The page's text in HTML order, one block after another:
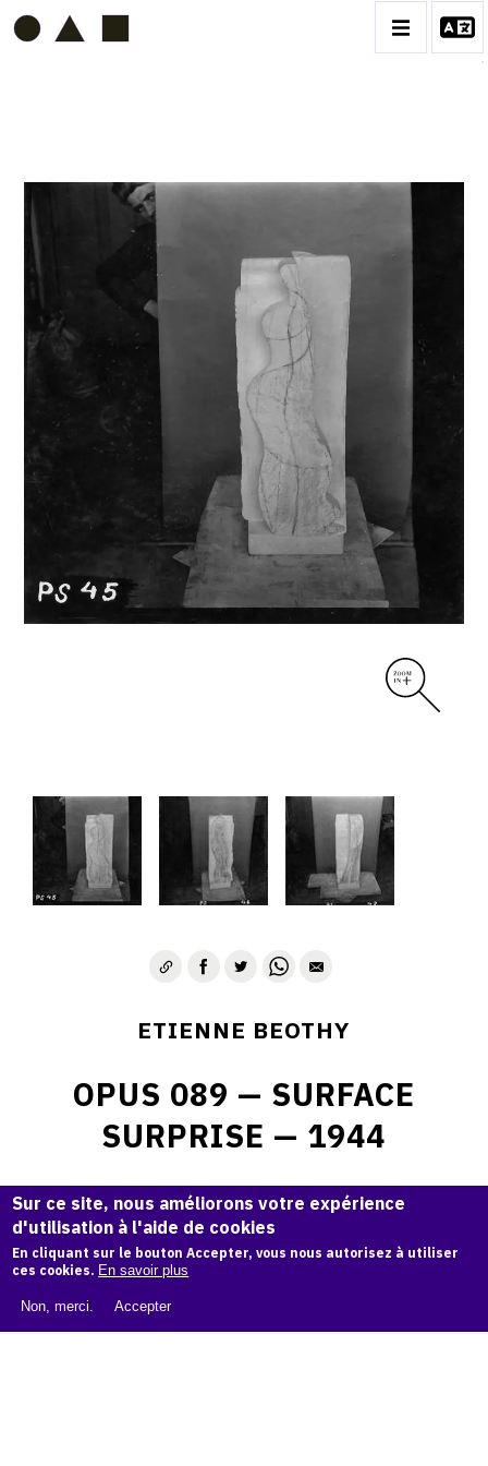
ETIENNE BEOTHY
BIOGRAPHIE
CATALOGUE DES OEUVRES
VOL. 1 - LES SCULPTURES
CONTACT
ETIENNE BEOTHY
OPUS 089 — SURFACE
SURPRISE — 1944
Sculpture originale en acajou, taille directe.
Hauteur: 71 cm.
Sur ce site, nous améliorons votre expérience
d'utilisation à l'aide de cookies
En cliquant sur le bouton Accepter, vous nous autorisez à utiliser
ces cookies. En savoir plus
Non, merci. Accepter